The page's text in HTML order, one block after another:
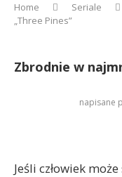
Home Seriale
„Three Pines”
Zbrodnie w
napisane
Jeśli człowiek